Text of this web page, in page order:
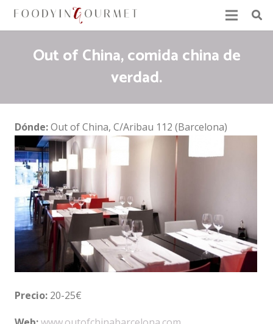
Out of China, comida china de
verdad.
Dónde:Out of China, C/Aribau 112 (Barcelona)
Precio: 20-25€